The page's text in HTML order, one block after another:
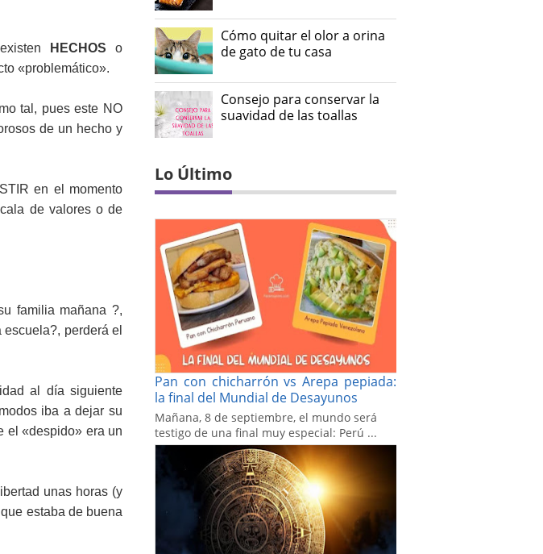
HECHOSo
«problemático».
tal, pues este NO
de un hecho y
en el momento
de valores o de
familia mañana ?,
perderá el
al día siguiente
iba a dejar su
el «despido» era un
unas horas (y
estaba de buena
Cómo quitar el olor a orina
de gato de tu casa
Consejo para conservar la
suavidad de las toallas
Lo Último
Pan con chicharrón vs Arepa pepiada:
la final del Mundial de Desayunos
Mañana, 8 de septiembre, el mundo será
testigo de una final muy especial: Perú ...